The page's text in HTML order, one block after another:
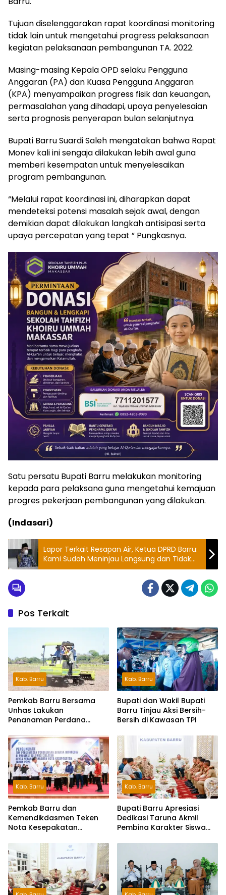
Tujuan diselenggarakan rapat koordinasi monitoring
tidak lain untuk mengetahui progress pelaksanaan
kegiatan pelaksanaan pembangunan TA. 2022.
Masing-masing Kepala OPD selaku Pengguna
Anggaran (PA) dan Kuasa Pengguna Anggaran
(KPA) menyampaikan progress fisik dan keuangan,
permasalahan yang dihadapi, upaya penyelesaian
serta prognosis penyerapan bulan selanjutnya.
Bupati Barru Suardi Saleh mengatakan bahwa Rapat
Monev kali ini sengaja dilakukan lebih awal guna
memberi kesempatan untuk menyelesaikan
program pembangunan.
“Melalui rapat koordinasi ini, diharapkan dapat
mendeteksi potensi masalah sejak awal, dengan
demikian dapat dilakukan langkah antisipasi serta
upaya percepatan yang tepat ” Pungkasnya.
Satu persatu Bupati Barru melakukan monitoring
kepada para pelaksana guna mengetahui kemajuan
progres pekerjaan pembangunan yang dilakukan.
(Indasari)
Lapor Terkait Resapan Air, Ketua DPRD Barru:
Kami Sudah Meninjau Langsung dan Tidak
Ada Pelanggaran
Pos Terkait
Kab. Barru
Pemkab Barru Bersama
Unhas Lakukan
Penanaman Perdana
Kab. Barru
Bupati dan Wakil Bupati
Barru Tinjau Aksi Bersih-
Bersih di Kawasan TPI
Kab. Barru
Pemkab Barru dan
Kemendikdasmen Teken
Nota Kesepakatan
Indonesia dan Bahasa
Daerah
Kab. Barru
Bupati Barru Apresiasi
Dedikasi Taruna Akmil
Pembina Karakter Siswa